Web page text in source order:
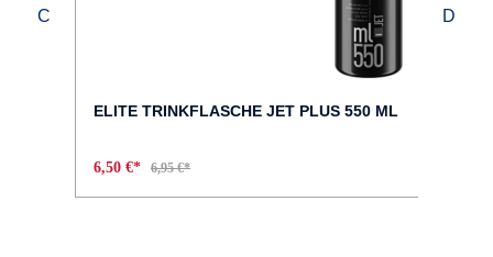
GABEL :
6061 Aluminiumgabel
ELITE TRINKFLASCHE JET PLUS 550 ML
6,50 €* 6,95 €*